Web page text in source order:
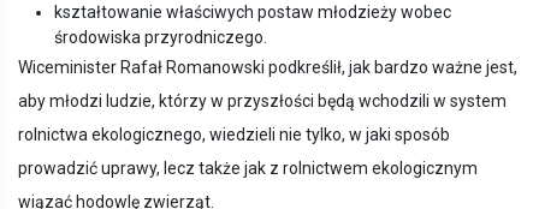
kształtowanie właściwych postaw młodzieży wobec
środowiska przyrodniczego.
Wiceminister Rafał Romanowski podkreślił, jak bardzo ważne jest,
aby młodzi ludzie, którzy w przyszłości będą wchodzili w system
rolnictwa ekologicznego, wiedzieli nie tylko, w jaki sposób
prowadzić uprawy, lecz także jak z rolnictwem ekologicznym
wiązać hodowlę zwierząt.